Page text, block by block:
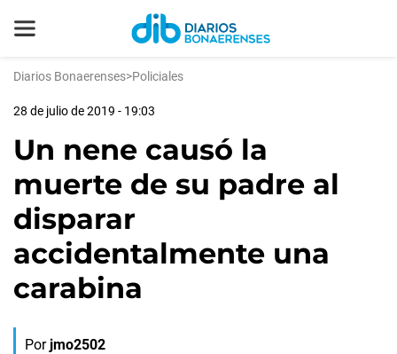
Diarios Bonaerenses>Policiales
28 de julio de 2019 - 19:03
Un nene causó la
muerte de su padre al
disparar
accidentalmente una
carabina
Por jmo2502